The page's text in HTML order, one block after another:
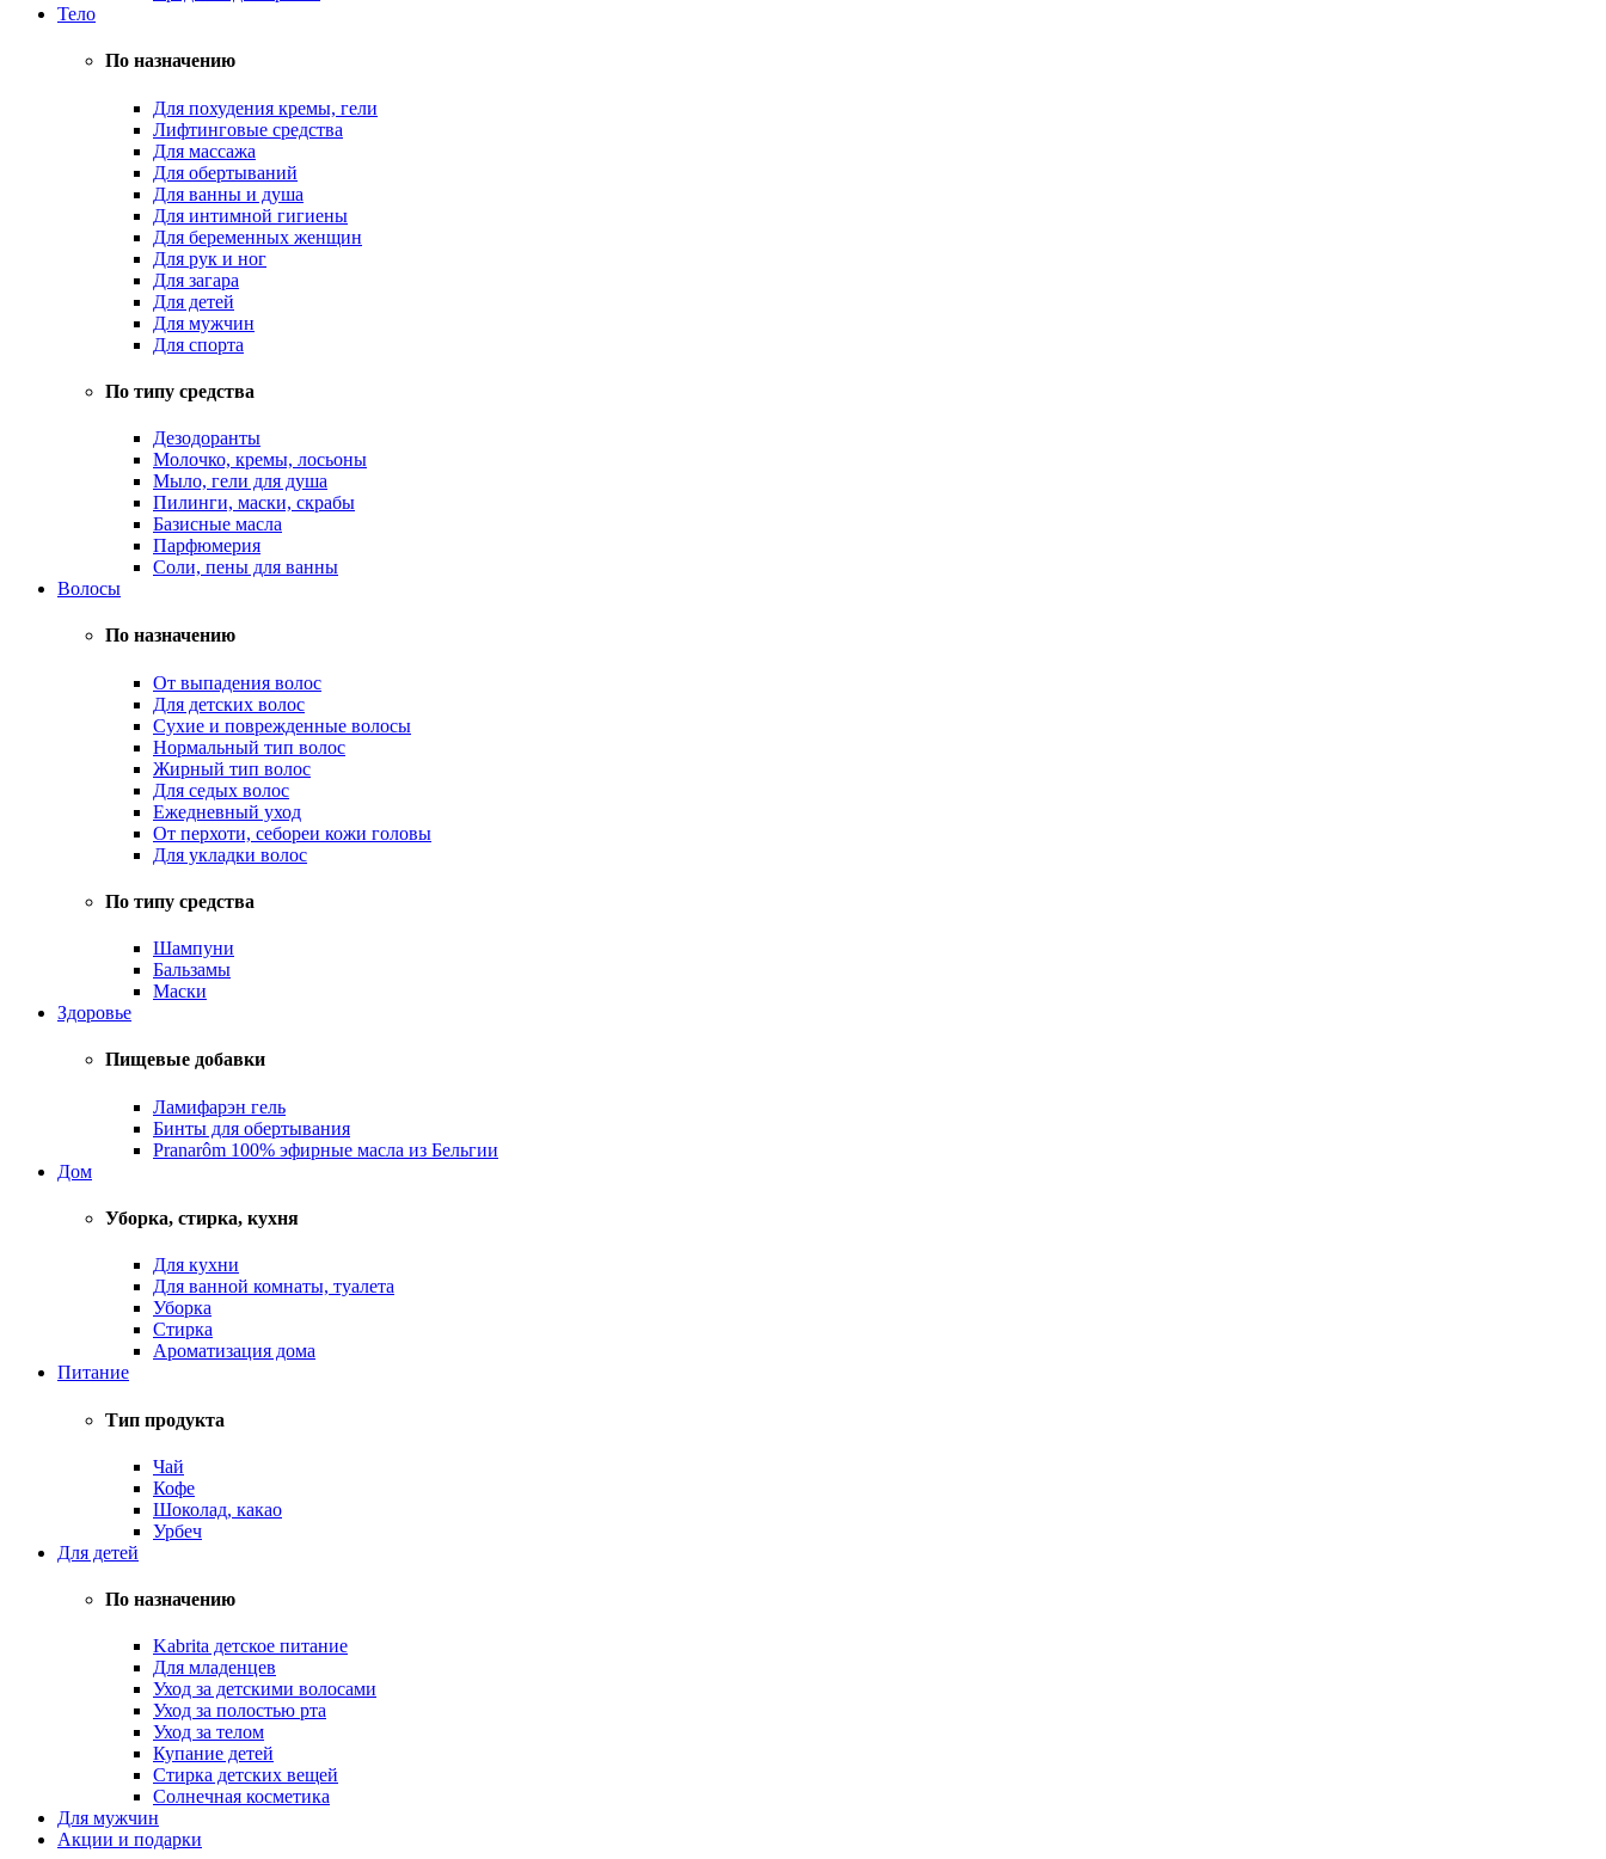
Тело
По назначению
Для похудения кремы, гели
Лифтинговые средства
Для массажа
Для обертываний
Для ванны и душа
Для интимной гигиены
Для беременных женщин
Для рук и ног
Для загара
Для детей
Для мужчин
Для спорта
По типу средства
Дезодоранты
Молочко, кремы, лосьоны
Мыло, гели для душа
Пилинги, маски, скрабы
Базисные масла
Парфюмерия
Соли, пены для ванны
Волосы
По назначению
От выпадения волос
Для детских волос
Сухие и поврежденные волосы
Нормальный тип волос
Жирный тип волос
Для седых волос
Ежедневный уход
От перхоти, себореи кожи головы
Для укладки волос
По типу средства
Шампуни
Бальзамы
Маски
Здоровье
Пищевые добавки
Ламифарэн гель
Бинты для обертывания
Pranarôm 100% эфирные масла из Бельгии
Дом
Уборка, стирка, кухня
Для кухни
Для ванной комнаты, туалета
Уборка
Стирка
Ароматизация дома
Питание
Тип продукта
Чай
Кофе
Шоколад, какао
Урбеч
Для детей
По назначению
Kabrita детское питание
Для младенцев
Уход за детскими волосами
Уход за полостью рта
Уход за телом
Купание детей
Стирка детских вещей
Солнечная косметика
Для мужчин
Акции и подарки